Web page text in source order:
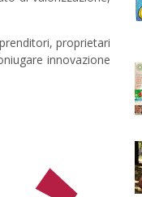
proprietari
innovazione